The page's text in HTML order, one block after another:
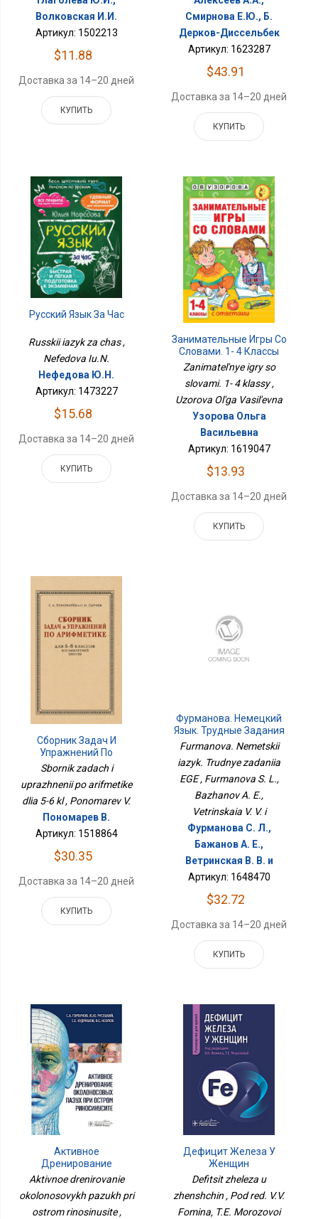
Волковская И.И.
Артикул: 1502213
$11.88
Доставка за 14–20 дней
КУПИТЬ
Смирнова Е.Ю., Б.
Дерков-Диссельбек
Артикул: 1623287
$43.91
Доставка за 14–20 дней
КУПИТЬ
Русский Язык За Час
Russkii iazyk za chas ,
Nefedova Iu.N.
Нефедова Ю.Н.
Артикул: 1473227
$15.68
Доставка за 14–20 дней
КУПИТЬ
Занимательные Игры Со
Словами. 1- 4 Классы
Zanimatel'nye igry so
slovami. 1- 4 klassy ,
Uzorova Ol'ga Vasil'evna
Узорова Ольга
Васильевна
Артикул: 1619047
$13.93
Доставка за 14–20 дней
КУПИТЬ
Сборник Задач И
Упражнений По
Арифметике Для 5-6 Кл
Sbornik zadach i
uprazhnenii po arifmetike
dlia 5-6 kl , Ponomarev V.
Пономарев В.
Артикул: 1518864
$30.35
Доставка за 14–20 дней
КУПИТЬ
Фурманова. Немецкий
Язык. Трудные Задания
ЕГЭ
Furmanova. Nemetskii
iazyk. Trudnye zadaniia
EGE , Furmanova S. L.,
Bazhanov A. E.,
Vetrinskaia V. V. i
Фурманова С. Л.,
Бажанов А. Е.,
Ветринская В. В. и
Артикул: 1648470
$32.72
Доставка за 14–20 дней
КУПИТЬ
Активное
Дренирование
Околоносовых Пазух
Риносинусите
Aktivnoe drenirovanie
okolonosovykh pazukh pri
ostrom rinosinusite ,
Дефицит Железа У
Женщин
Defitsit zheleza u
zhenshchin , Pod red. V.V.
Fomina, T.E. Morozovoi